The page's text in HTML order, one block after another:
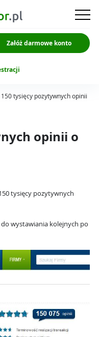
Załóż darmowe konto
150 tysięcy pozytywnych opinii
opinii o
tysięcy pozytywnych
do wystawiania kolejnych po